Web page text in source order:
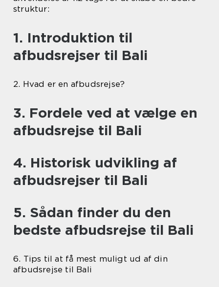
struktur:
1. Introduktion til
afbudsrejser til Bali
2. Hvad er en afbudsrejse?
3. Fordele ved at vælge en
afbudsrejse til Bali
4. Historisk udvikling af
afbudsrejser til Bali
5. Sådan finder du den
bedste afbudsrejse til Bali
6. Tips til at få mest muligt ud af din
afbudsrejse til Bali